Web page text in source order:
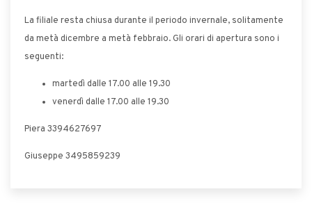
La filiale resta chiusa durante il periodo invernale, solitamente
da metà dicembre a metà febbraio. Gli orari di apertura sono i
seguenti:
martedì dalle 17.00 alle 19.30
venerdì dalle 17.00 alle 19.30
Piera 3394627697
Giuseppe 3495859239